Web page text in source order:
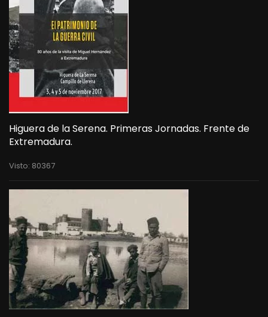
Higuera de la Serena. Primeras Jornadas. Frente de
Extremadura.
Visto: 80367